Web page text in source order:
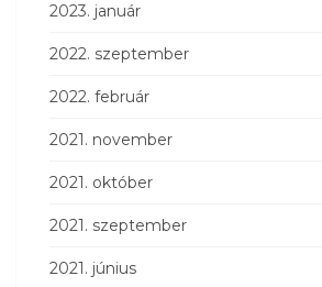
2023. január
2022. szeptember
2022. február
2021. november
2021. október
2021. szeptember
2021. június